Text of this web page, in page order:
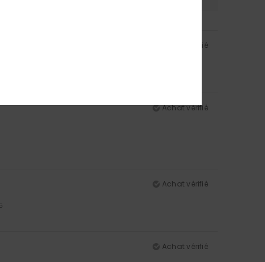
Achat vérifié
Achat vérifié
Achat vérifié
Achat vérifié